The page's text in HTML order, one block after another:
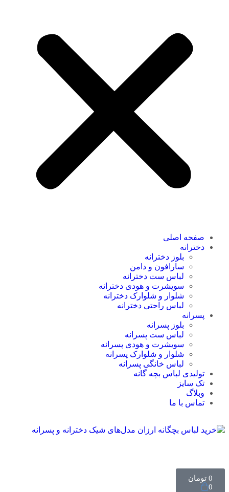
صفحه اصلی
دخترانه
بلوز دخترانه
سارافون و دامن
لباس ست دخترانه
سویشرت و هودی دخترانه
شلوار و شلوارک دخترانه
لباس راحتی دخترانه
پسرانه
بلوز پسرانه
لباس ست پسرانه
سویشرت و هودی پسرانه
شلوار و شلوارک پسرانه
لباس خانگی پسرانه
تولیدی لباس بچه گانه
تک سایز
وبلاگ
تماس با ما
0 تومان
0